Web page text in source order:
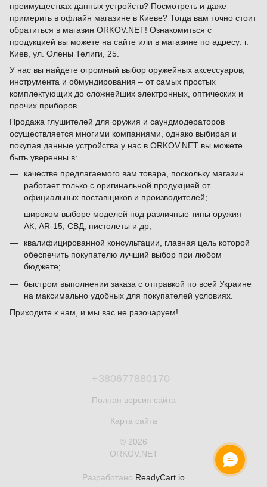
преимуществах данных устройств? Посмотреть и даже
примерить в офлайн магазине в Киеве? Тогда вам точно стоит
обратиться в магазин ORKOV.NET! Ознакомиться с
продукцией вы можете на сайте или в магазине по адресу: г.
Киев, ул. Олены Телиги, 25.
У нас вы найдете огромный выбор оружейных аксессуаров,
инструмента и обмундирования – от самых простых
комплектующих до сложнейших электронных, оптических и
прочих приборов.
Продажа глушителей для оружия и саундмодераторов
осуществляется многими компаниями, однако выбирая и
покупая данные устройства у нас в ORKOV.NET вы можете
быть уверенны в:
качестве предлагаемого вам товара, поскольку магазин
работает только с оригинальной продукцией от
официальных поставщиков и производителей;
широком выборе моделей под различные типы оружия –
АК, AR-15, СВД, пистолеты и др;
квалифицированной консультации, главная цель которой
обеспечить покупателю лучший выбор при любом
бюджете;
быстром выполнении заказа с отправкой по всей Украине
на максимально удобных для покупателей условиях.
Приходите к нам, и мы вас не разочаруем!
+380677880170
Полная версия сайта
Карта сайта
© 2026
ORKOV.NET
Разработано ReadyCart.io